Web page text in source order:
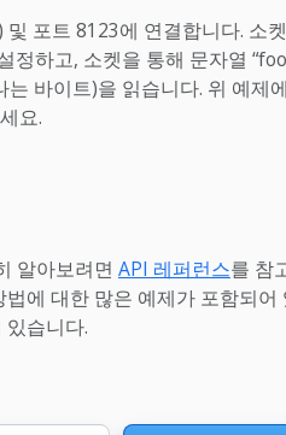
포트 8123에 연결합니다. 소
하고, 소켓을 통해 문자열
바이트)을 읽습니다. 위 예제
요.
알아보려면 API 레퍼런스를 참
에 대한 많은 예제가 포함되어
습니다.